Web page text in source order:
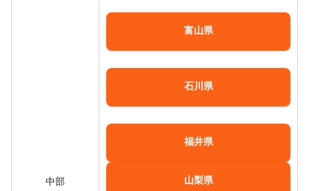
中部
富山県
石川県
福井県
山梨県